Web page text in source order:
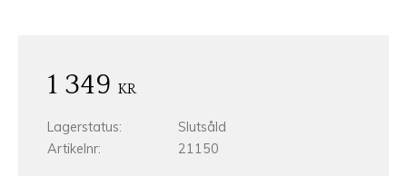
1 349 KR
Lagerstatus
Slutsåld
Artikelnr
21150